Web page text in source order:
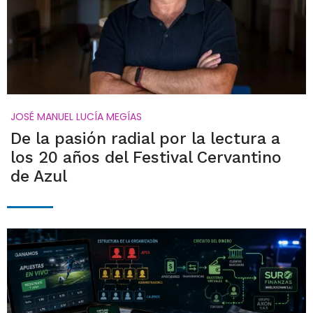
JOSÉ MANUEL LUCÍA MEGÍAS
De la pasión radial por la lectura a
los 20 años del Festival Cervantino
de Azul